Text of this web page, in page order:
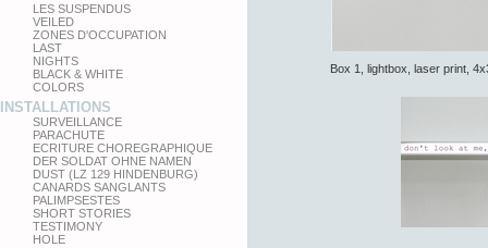
LES SUSPENDUS
VEILED
ZONES D'OCCUPATION
LAST
NIGHTS
BLACK & WHITE
COLORS
INSTALLATIONS
SURVEILLANCE
PARACHUTE
ECRITURE CHOREGRAPHIQUE
DER SOLDAT OHNE NAMEN
DUST (LZ 129 HINDENBURG)
CANARDS SANGLANTS
PALIMPSESTES
SHORT STORIES
TESTIMONY
HOLE
Box 1, lightbox, laser print,